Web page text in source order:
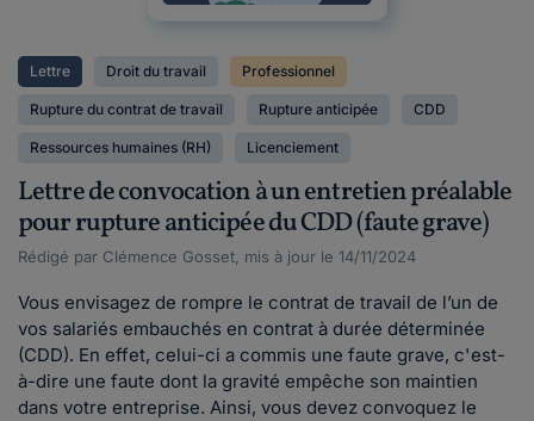
Lettre Droit du travail Professionnel
Rupture du contrat de travail Rupture anticipée CDD
Ressources humaines (RH) Licenciement
Lettre de convocation à un entretien préalable
pour rupture anticipée du CDD (faute grave)
Rédigé par Clémence Gosset, mis à jour le 14/11/2024
Vous envisagez de rompre le contrat de travail de l’un de
vos salariés embauchés en contrat à durée déterminée
(CDD). En effet, celui-ci a commis une faute grave, c'est-
à-dire une faute dont la gravité empêche son maintien
dans votre entreprise. Ainsi, vous devez convoquez le